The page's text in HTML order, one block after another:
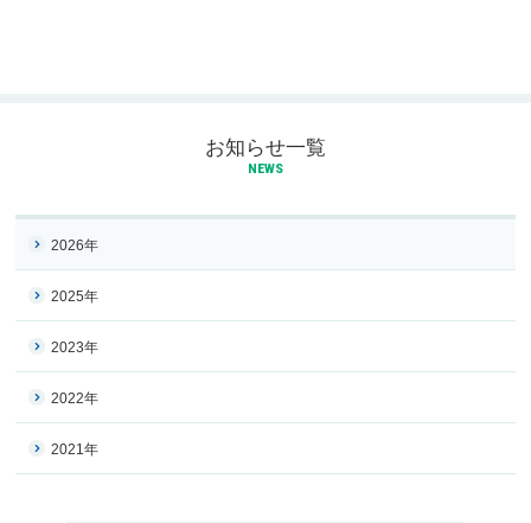
お知らせ一覧
NEWS
2026年
2025年
2023年
2022年
2021年